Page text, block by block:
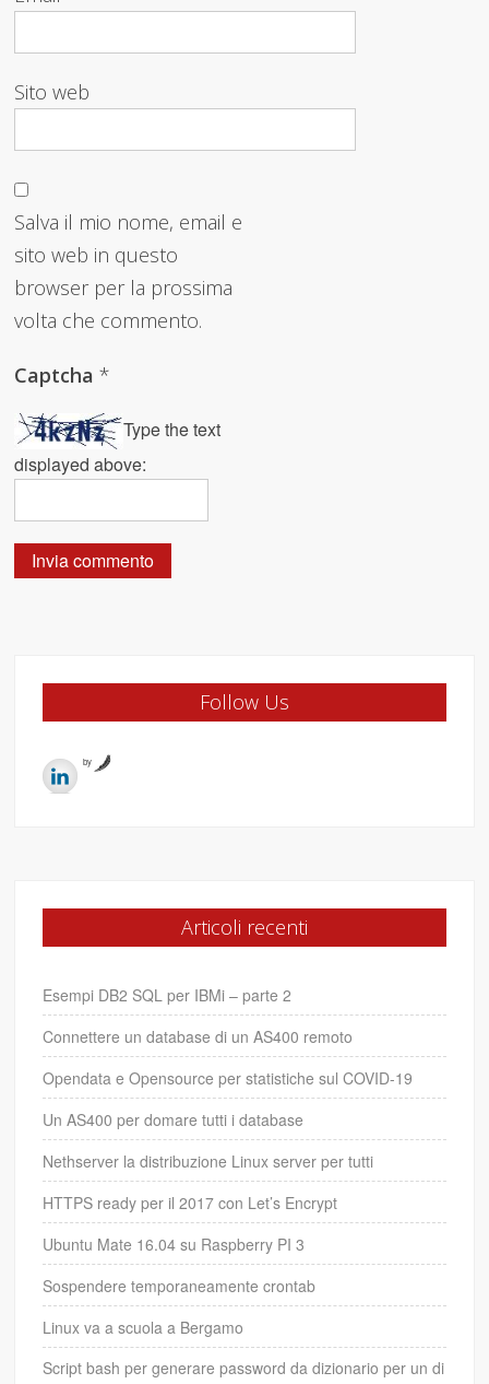
Sito web
Salva il mio nome, email e
sito web in questo
browser per la prossima
volta che commento.
Captcha*
Type the text
displayed above:
Follow Us
by
Articoli recenti
Esempi DB2 SQL per IBMi – parte 2
Connettere un database di un AS400 remoto
Opendata e Opensource per statistiche sul COVID-19
Un AS400 per domare tutti i database
Nethserver la distribuzione Linux server per tutti
HTTPS ready per il 2017 con Let’s Encrypt
Ubuntu Mate 16.04 su Raspberry PI 3
Sospendere temporaneamente crontab
Linux va a scuola a Bergamo
Script bash per generare password da dizionario per un di